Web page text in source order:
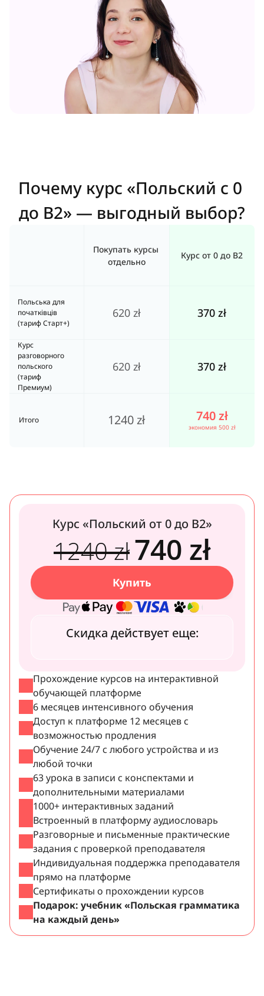
Почему курс «Польский с 0
до B2» — выгодный выбор?
Польська для
початківців
(тариф Старт+)
Курс
разговорного
польского
(тариф
Премиум)
Итого
Покупать курсы
отдельно
620 zł
620 zł
1240 zł
Курс от 0 до B2
370 zł
370 zł
740 zł
экономия 500 zł
Курс «Польский от 0 до B2»
1240 zł740 zł
Купить
Скидка действует еще:
Прохождение курсов на интерактивной
обучающей платформе
6 месяцев интенсивного обучения
Доступ к платформе 12 месяцев с
возможностью продления
Обучение 24/7 с любого устройства и из
любой точки
63 урока в записи с конспектами и
дополнительными материалами
1000+ интерактивных заданий
Встроенный в платформу аудиословарь
Разговорные и письменные практические
задания с проверкой преподавателя
Индивидуальная поддержка преподавателя
прямо на платформе
Сертификаты о прохождении курсов
Подарок: учебник «Польская грамматика
на каждый день»